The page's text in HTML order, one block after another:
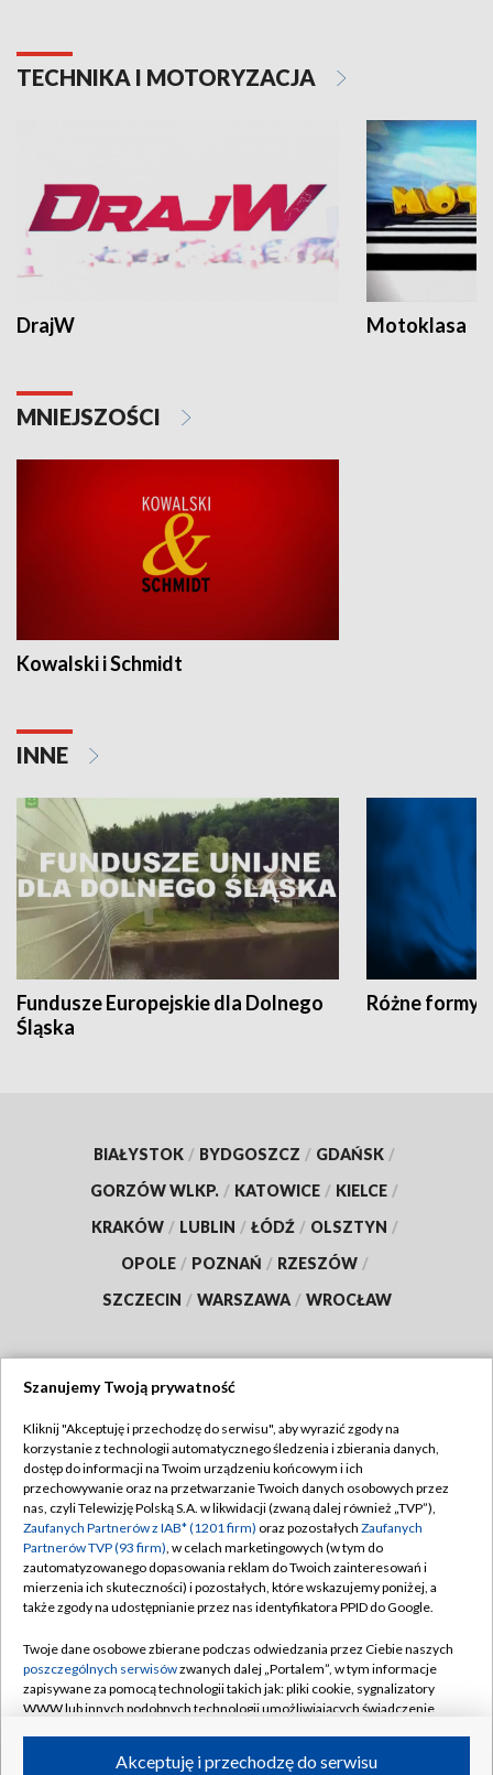
TECHNIKA I MOTORYZACJA
DrajW Motoklasa
MNIEJSZOŚCI
Kowalski i Schmidt
INNE
Fundusze Europejskie dla Dolnego
Śląska
Różne formy
BIAŁYSTOK / BYDGOSZCZ / GDAŃSK /
GORZÓW WLKP. / KATOWICE / KIELCE /
KRAKÓW / LUBLIN / ŁÓDŹ / OLSZTYN /
OPOLE / POZNAŃ / RZESZÓW /
SZCZECIN / WARSZAWA / WROCŁAW
TVP
Abonament TVP
Emisja w TVP
Centrum informacji TVP
Naziemna Telewizja Cyfrowa
Rada Programowa
System NOS
Informacje o nadawcy
Regulamin TVP
Polityka prywatności
Moje zgody
Pomoc
Kontakt
Kanały
Szanujemy Twoją prywatność
Kliknij "Akceptuję i przechodzę do serwisu", aby wyrazić zgody na
korzystanie z technologii automatycznego śledzenia i zbierania danych,
dostęp do informacji na Twoim urządzeniu końcowym i ich
przechowywanie oraz na przetwarzanie Twoich danych osobowych przez
nas, czyli Telewizję Polską S.A. w likwidacji (zwaną dalej również „TVP”),
Zaufanych Partnerów z IAB* (1201 firm) oraz pozostałych Zaufanych
Partnerów TVP (93 firm), w celach marketingowych (w tym do
zautomatyzowanego dopasowania reklam do Twoich zainteresowań i
mierzenia ich skuteczności) i pozostałych, które wskazujemy poniżej, a
także zgody na udostępnianie przez nas identyfikatora PPID do Google.
Twoje dane osobowe zbierane podczas odwiedzania przez Ciebie naszych
poszczególnych serwisówzwanych dalej „Portalem”, w tym informacje
zapisywane za pomocą technologii takich jak: pliki cookie, sygnalizatory
WWW lub innych podobnych technologii umożliwiających świadczenie
ruchu w Internecie.Akceptuję i przechodzę do serwisu